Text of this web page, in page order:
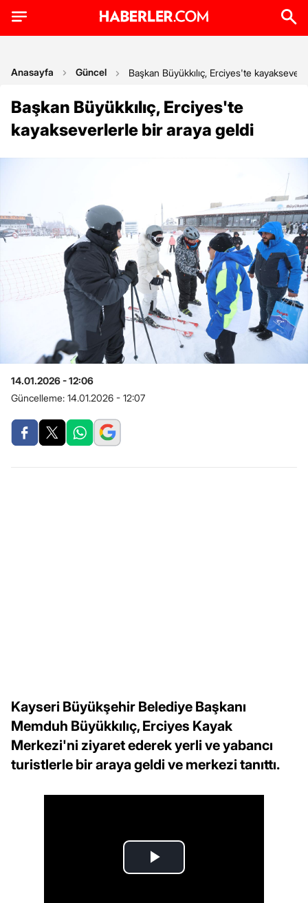
Anasayfa Güncel Başkan Büyükkılıç, Erciyes'te
Başkan Büyükkılıç, Erciyes'te
kayakseverlerle bir araya geldi
14.01.2026 - 12:06
Güncelleme: 14.01.2026 - 12:07
Kayseri Büyükşehir Belediye Başkanı
Memduh Büyükkılıç, Erciyes Kayak
Merkezi'ni ziyaret ederek yerli ve yabancı
turistlerle bir araya geldi ve merkezi tanıttı.